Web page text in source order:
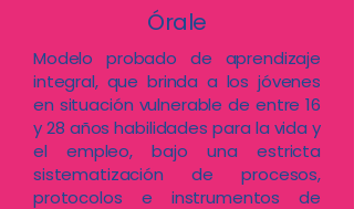
Órale
Modelo probado de aprendizaje
integral, que brinda a los jóvenes
en situación vulnerable de entre 16
y 28 años habilidades para la vida y
el empleo, bajo una estricta
sistematización de procesos,
protocolos e instrumentos de